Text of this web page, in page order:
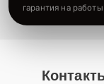
гарантия на работы